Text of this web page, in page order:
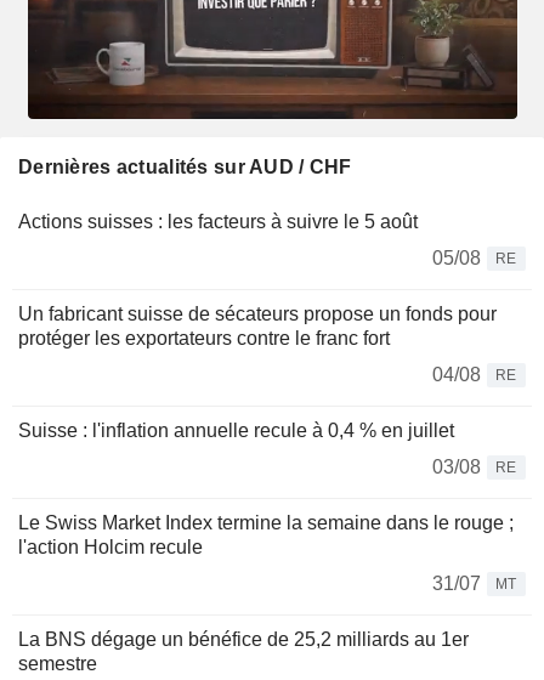
Dernières actualités sur AUD / CHF
Actions suisses : les facteurs à suivre le 5 août
05/08
RE
Un fabricant suisse de sécateurs propose un fonds pour
protéger les exportateurs contre le franc fort
04/08
RE
Suisse : l'inflation annuelle recule à 0,4 % en juillet
03/08
RE
Le Swiss Market Index termine la semaine dans le rouge ;
l'action Holcim recule
31/07
MT
La BNS dégage un bénéfice de 25,2 milliards au 1er
semestre